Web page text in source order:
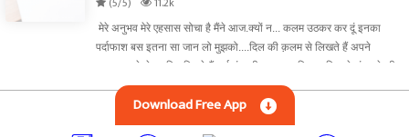
️️ मेरे अनुभव मेरे एहसास सोचा है मैंने आज.क्यों न... कलम उठकर कर दूं इनका
पर्दाफाश ️️बस इतना सा जान लो मुझको....दिल की क़लम से लिखते हैं अपने
ज़ज्बात....चेहरे पर लिए फिरते हैं ढाई इंच की मुस्कान...गिरकर फिर से संभलने की
कोशिश करते हैं ....जब खा लेते हैं
Download Free App